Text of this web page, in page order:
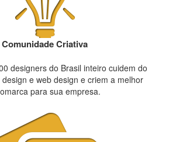
Comunidade Criativa
designers do Brasil inteiro cuidem do
e web design e criem a melhor
para sua empresa.